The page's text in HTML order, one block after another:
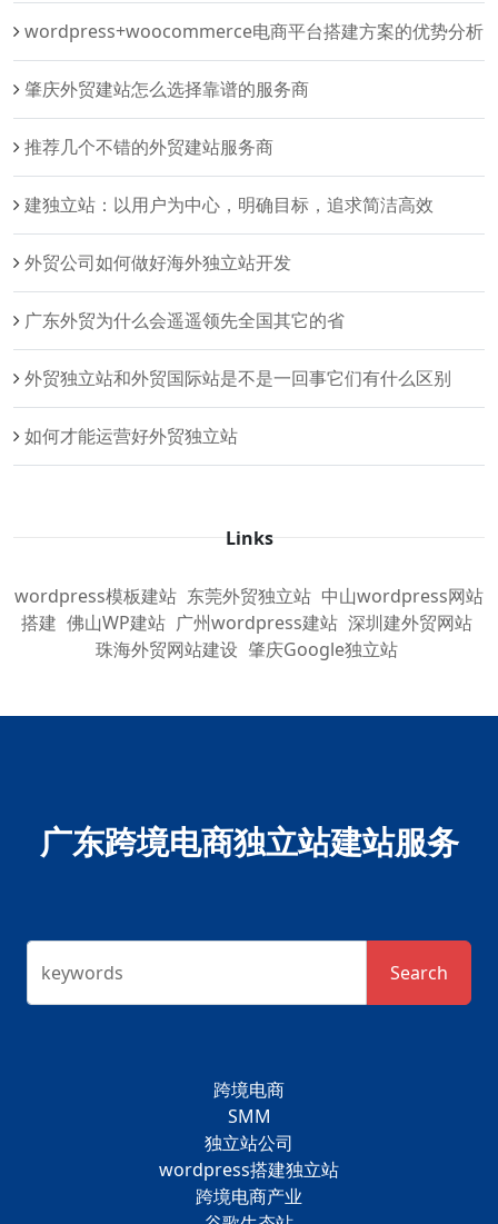
wordpress+woocommerce电商平台搭建方案的优势分析
肇庆外贸建站怎么选择靠谱的服务商
推荐几个不错的外贸建站服务商
建独立站：以用户为中心，明确目标，追求简洁高效
外贸公司如何做好海外独立站开发
广东外贸为什么会遥遥领先全国其它的省
外贸独立站和外贸国际站是不是一回事它们有什么区别
如何才能运营好外贸独立站
Links
wordpress模板建站 东莞外贸独立站 中山wordpress网站
搭建 佛山WP建站 广州wordpress建站 深圳建外贸网站
珠海外贸网站建设 肇庆Google独立站
广东跨境电商独立站建站服务
keywords Search
跨境电商
SMM
独立站公司
wordpress搭建独立站
跨境电商产业